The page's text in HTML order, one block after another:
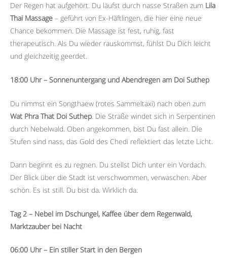
Der Regen hat aufgehört. Du läufst durch nasse Straßen zum Lila
Thai Massage – geführt von Ex-Häftlingen, die hier eine neue
Chance bekommen. Die Massage ist fest, ruhig, fast
therapeutisch. Als Du wieder rauskommst, fühlst Du Dich leicht
und gleichzeitig geerdet.
18:00 Uhr – Sonnenuntergang und Abendregen am Doi Suthep
Du nimmst ein Songthaew (rotes Sammeltaxi) nach oben zum
Wat Phra That Doi Suthep . Die Straße windet sich in Serpentinen
durch Nebelwald. Oben angekommen, bist Du fast allein. Die
Stufen sind nass, das Gold des Chedi reflektiert das letzte Licht.
Dann beginnt es zu regnen. Du stellst Dich unter ein Vordach.
Der Blick über die Stadt ist verschwommen, verwaschen. Aber
schön. Es ist still. Du bist da. Wirklich da.
Tag 2 – Nebel im Dschungel, Kaffee über dem Regenwald,
Marktzauber bei Nacht
06:00 Uhr – Ein stiller Start in den Bergen